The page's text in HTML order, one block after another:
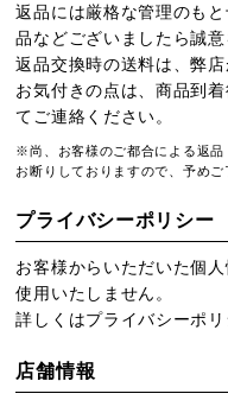
返品には厳格な管理のも
品などございましたら誠
返品交換時の送料は、弊店
お気付きの点は、商品到
てご連絡ください。
※尚、お客様のご都合による返品
お断りしておりますので、予め
プライバシーポリシー
お客様からいただいた個
使用いたしません。
詳しくはプライバシーポリ
店舗情報